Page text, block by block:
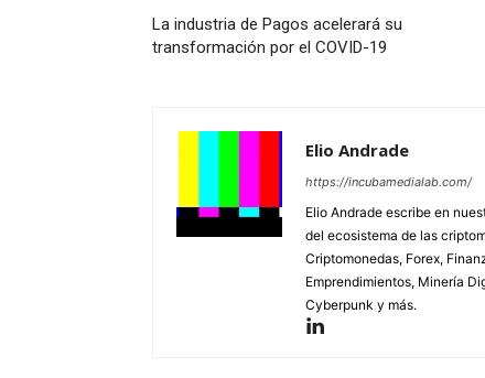
La industria de Pagos acelerará su
transformación por el COVID-19
Elio Andrade
https://incubamedialab.com/
Elio Andrade escribe en
del ecosistema de las
Criptomonedas, Forex,
Emprendimientos, Minería
Cyberpunk y más.